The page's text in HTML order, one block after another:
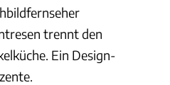
trennt den
Ein Design-